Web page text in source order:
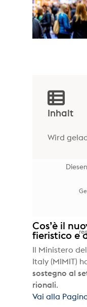
Inhalt
Wird
Cos’è il
fieristico e
Il Ministero
Italy (MIMIT)
sostegno al
rionali.
Vai alla